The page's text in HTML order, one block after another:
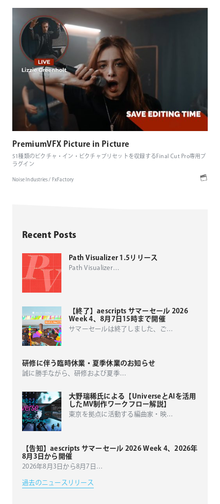
PremiumVFX Picture in Picture
51種類のピクチャ・イン・ピクチャプリセットを収録するFinal Cut Pro専用プ
ラグイン
Noise Industries / FxFactory
Recent Posts
Path Visualizer 1.5リリース
Path Visualizer…
【終了】aescripts サマーセール 2026
Week 4、8月7日15時まで開催
サマーセールは終了しました、ご…
研修に伴う臨時休業・夏季休業のお知らせ
誠に勝手ながら、研修および夏季…
大野瑞稀氏による【UniverseとAIを活用
したMV制作ワークフロー解説】
東京を拠点に活動する編曲家・映…
【告知】aescripts サマーセール 2026 Week 4、2026年
8月3日から開催
2026年8月3日から8月7日…
過去のニュースリリース